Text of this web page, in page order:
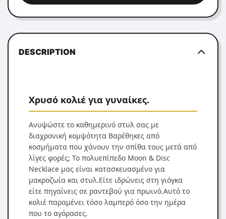
DESCRIPTION
Χρυσό κολιέ για γυναίκες.
Ανυψώστε το καθημερινό στυλ σας με
διαχρονική κομψότητα Βαρέθηκες από
κοσμήματα που χάνουν την σπίθα τους μετά από
λίγες φορές; Το πολυεπίπεδο Moon & Disc
Necklace μας είναι κατασκευασμένο για
μακροζωία και στυλ.Είτε ιδρώνεις στη γιόγκα
είτε πηγαίνεις σε ραντεβού για πρωινό.Αυτό το
κολιέ παραμένει τόσο λαμπερό όσο την ημέρα
που το αγόρασες.